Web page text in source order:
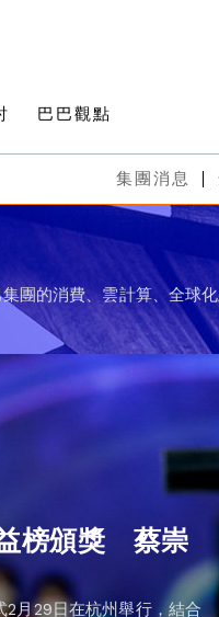
巴巴觀點
集團消息
團的消費、雲計算、全球
榜頒獎 蔡崇
月29日在杭州舉行，結合